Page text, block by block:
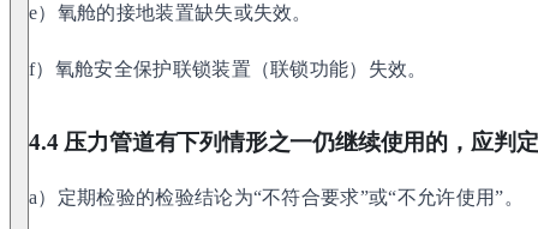
e）氧舱的接地装置缺失或失效。
f）氧舱安全保护联锁装置（联锁功能）失效。
4.4 压力管道有下列情形之一仍继续使用的，应判
a）定期检验的检验结论为“不符合要求”或“不允许使用”。